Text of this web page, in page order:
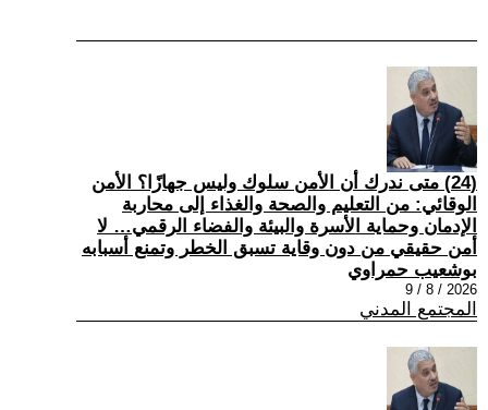
(24) متى ندرك أن الأمن سلوك وليس جهازًا؟ الأمن
الوقائي: من التعليم والصحة والغذاء إلى محاربة
الإدمان وحماية الأسرة والبيئة والفضاء الرقمي… لا
أمن حقيقي من دون وقاية تسبق الخطر وتمنع أسبابه
بوشعيب حمراوي
2026 / 8 / 9
المجتمع المدني